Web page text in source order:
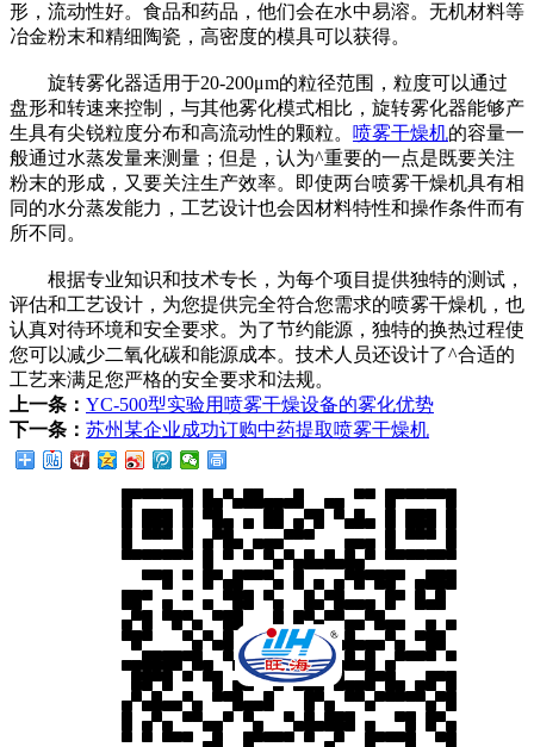
形，流动性好。食品和药品，他们会在水中易溶。无机材料等
冶金粉末和精细陶瓷，高密度的模具可以获得。
旋转雾化器适用于20-200μm的粒径范围，粒度可以通过
盘形和转速来控制，与其他雾化模式相比，旋转雾化器能够产
生具有尖锐粒度分布和高流动性的颗粒。 喷雾干燥机的容量一
般通过水蒸发量来测量；但是，认为^重要的一点是既要关注
粉末的形成，又要关注生产效率。即使两台喷雾干燥机具有相
同的水分蒸发能力，工艺设计也会因材料特性和操作条件而有
所不同。
根据专业知识和技术专长，为每个项目提供独特的测试，
评估和工艺设计，为您提供完全符合您需求的喷雾干燥机，也
认真对待环境和安全要求。为了节约能源，独特的换热过程使
您可以减少二氧化碳和能源成本。技术人员还设计了^合适的
工艺来满足您严格的安全要求和法规。
上一条： YC-500型实验用喷雾干燥设备的雾化优势
下一条： 苏州某企业成功订购中药提取喷雾干燥机